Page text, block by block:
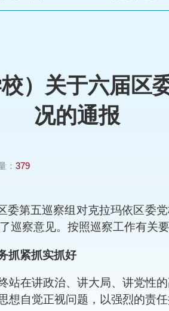
）关于六届区
况的通报
： 379
委第五巡察组对克拉玛依区委
巡察意见。按照巡察工作有关
抓紧抓实抓好
站在讲政治、讲大局、讲党性
想自觉正视问题，以强烈的责